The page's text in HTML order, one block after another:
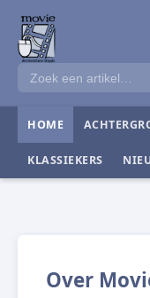
HOME
KLASSIEKERS
Over